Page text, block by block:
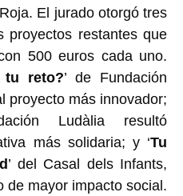
El jurado otorgó tres
proyectos restantes que
500 euros cada uno.
tu reto?’ de Fundación
proyecto más innovador;
Ludàlia resultó
más solidaria; y ‘Tu
’ del Casal dels Infants,
de mayor impacto social.